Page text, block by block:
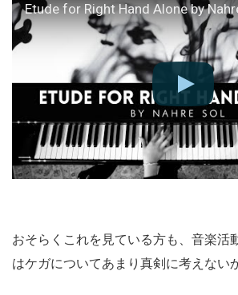
Etude for Right Hand Alone by
おそらくこれを見ている方も、音楽活
はケガについてあまり真剣に考えない